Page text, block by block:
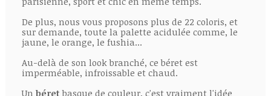
De plus, nous vous proposons plus de 22 coloris, et
sur demande, toute la palette acidulée comme, le
jaune, le orange, le fushia...
Au-delà de son look branché, ce béret est
imperméable, infroissable et chaud.
Un béret basque de couleur, c'est vraiment l'idée